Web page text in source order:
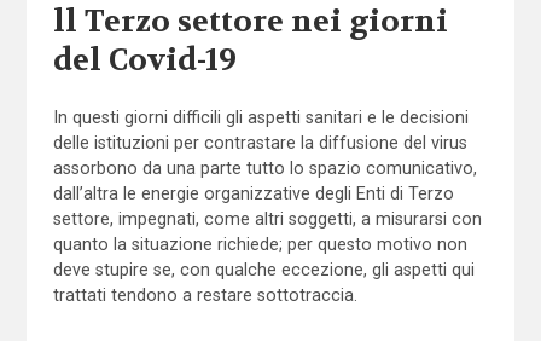
ll Terzo settore nei giorni
del Covid-19
In questi giorni difficili gli aspetti sanitari e le decisioni
delle istituzioni per contrastare la diffusione del virus
assorbono da una parte tutto lo spazio comunicativo,
dall’altra le energie organizzative degli Enti di Terzo
settore, impegnati, come altri soggetti, a misurarsi con
quanto la situazione richiede; per questo motivo non
deve stupire se, con qualche eccezione, gli aspetti qui
trattati tendono a restare sottotraccia.